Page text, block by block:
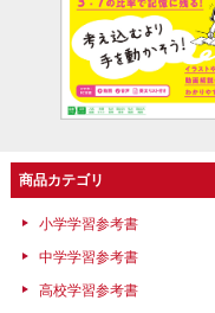
商品カテゴリ
小学学習参考書
中学学習参考書
高校学習参考書